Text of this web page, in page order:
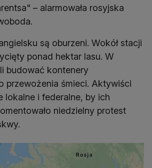
– alarmowała rosyjska
są oburzeni. Wokół stacji
ponad hektar lasu. W
budować kontenery
przewożenia śmieci. Aktywiści
lokalne i federalne, by ich
niedzielny protest